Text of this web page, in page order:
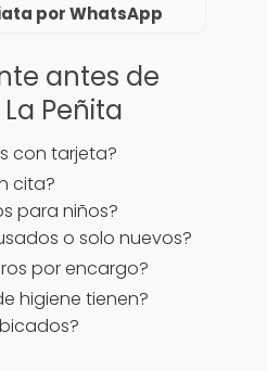
por WhatsApp
antes de
Peñita
con tarjeta?
cita?
para niños?
o solo nuevos?
por encargo?
higiene tienen?